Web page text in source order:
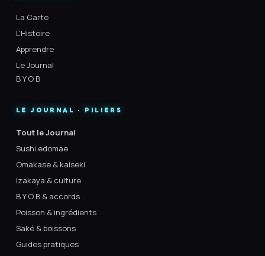
La Carte
L'Histoire
Apprendre
Le Journal
B Y O B
LE JOURNAL · PILIERS
Tout le Journal
Sushi edomae
Omakase & kaiseki
Izakaya & culture
B Y O B & accords
Poisson & ingrédients
Saké & boissons
Guides pratiques